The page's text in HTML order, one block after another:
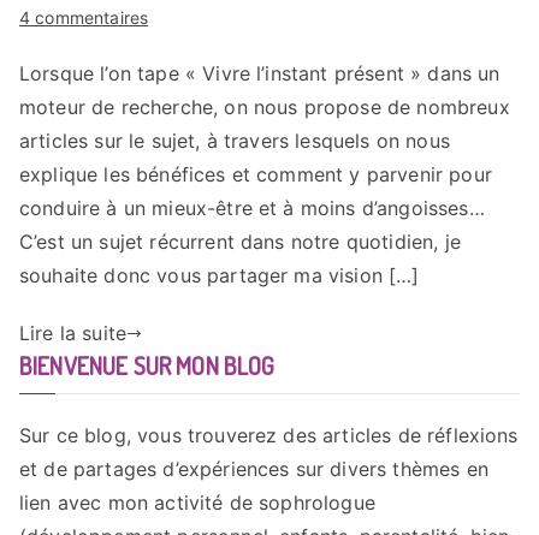
4 commentairessur
l’instant
présent,
un
pas
vers
mieux-
être
Lorsque l’on tape « Vivre l’instant présent » dans un
moteur de recherche, on nous propose de nombreux
articles sur le sujet, à travers lesquels on nous
explique les bénéfices et comment y parvenir pour
conduire à un mieux-être et à moins d’angoisses…
C’est un sujet récurrent dans notre quotidien, je
souhaite donc vous partager ma vision […]
Lire la suite
BIENVENUE SUR MON BLOG
Sur ce blog, vous trouverez des articles de réflexions
et de partages d’expériences sur divers thèmes en
lien avec mon activité de sophrologue